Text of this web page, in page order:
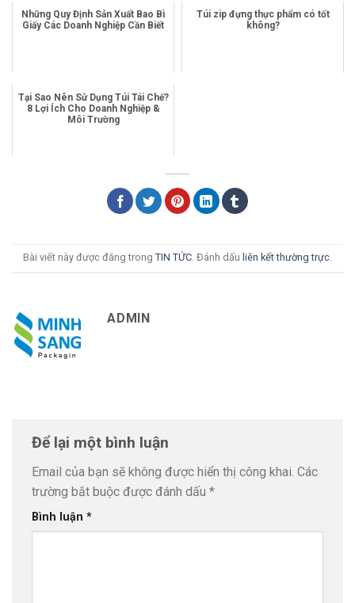
Những Quy Định Sản Xuất Bao Bì
Giấy Các Doanh Nghiệp Cần Biết
Túi zip đựng thực phẩm có tốt
không?
Tại Sao Nên Sử Dụng Túi Tái Chế?
8 Lợi Ích Cho Doanh Nghiệp &
Môi Trường
Bài viết này được đăng trong TIN TỨC. Đánh dấu liên kết thường trực.
ADMIN
Để lại một bình luận
Email của bạn sẽ không được hiển thị công khai. Các
trường bắt buộc được đánh dấu *
Bình luận *